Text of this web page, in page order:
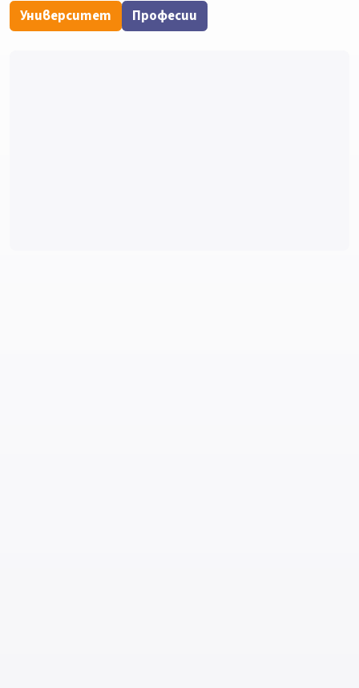
Университет Професии